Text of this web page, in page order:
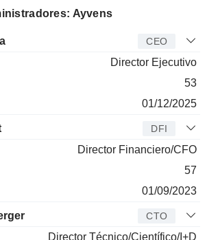
Ayvens
CEO
Director Ejecutivo
53
01/12/2025
DFI
Director Financiero/CFO
57
01/09/2023
CTO
Director Técnico/Científico/I+D